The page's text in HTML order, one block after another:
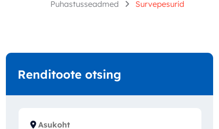
Puhastusseadmed
Survepesurid
Renditoote otsing